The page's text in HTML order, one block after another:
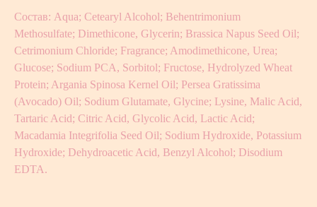
Состав: Aqua; Cetearyl Alcohol; Behentrimonium
Methosulfate; Dimethicone, Glycerin; Brassica Napus Seed Oil;
Cetrimonium Chloride; Fragrance; Amodimethicone, Urea;
Glucose; Sodium PCA, Sorbitol; Fructose, Hydrolyzed Wheat
Protein; Argania Spinosa Kernel Oil; Persea Gratissima
(Avocado) Oil; Sodium Glutamate, Glycine; Lysine, Malic Acid,
Tartaric Acid; Citric Acid, Glycolic Acid, Lactic Acid;
Macadamia Integrifolia Seed Oil; Sodium Hydroxide, Potassium
Hydroxide; Dehydroacetic Acid, Benzуl Alcohol; Disodium
EDTA.